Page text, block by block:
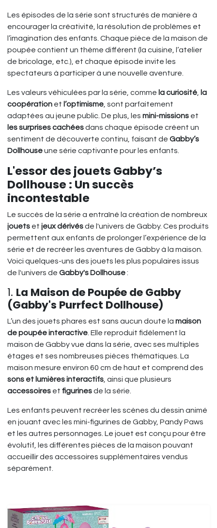
Les épisodes de la série sont structurés de manière à
encourager la créativité, la résolution de problèmes et
l’imagination des enfants. Chaque pièce de la maison de
poupée contient un thème différent (la cuisine, l’atelier
de bricolage, etc.), et chaque épisode invite les
spectateurs à participer à une nouvelle aventure.
Les valeurs véhiculées par la série, comme la curiosité
la
coopération et l’optimisme , sont parfaitement
adaptées au jeune public. De plus, les mini-missions et
les surprises cachéesdans chaque épisode créent un
sentiment de découverte continu, faisant de Gabby’s
Dollhouseune série captivante pour les enfants.
L'essor des jouets Gabby’s
Dollhouse : Un succès
incontestable
Le succès de la série a entraîné la création de nombreux
jouets et jeux dérivésde l'univers de Gabby. Ces produits
permettent aux enfants de prolonger l’expérience de la
série et de recréer les aventures de Gabby à la maison.
Voici quelques-uns des jouets les plus populaires issus
de l'univers de Gabby's Dollhouse:
1. La Maison de Poupée de Gabby
(Gabby's Purrfect Dollhouse)
L’un des jouets phares est sans aucun doute la maison
de poupée interactive . Elle reproduit fidèlement la
maison de Gabby vue dans la série, avec ses multiples
étages et ses nombreuses pièces thématiques. La
maison mesure environ 60 cm de haut et comprend des
sons et lumières interactifs , ainsi que plusieurs
accessoires et figurinesde la série.
Les enfants peuvent recréer les scènes du dessin animé
en jouant avec les mini-figurines de Gabby, Pandy Paws
et les autres personnages. Le jouet est conçu pour être
évolutif, les différentes pièces de la maison pouvant
accueillir des accessoires supplémentaires vendus
séparément.